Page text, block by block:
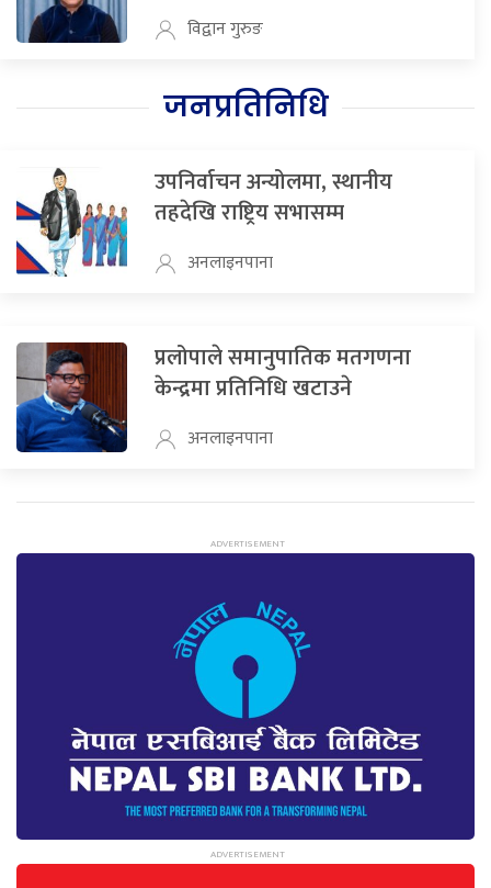
विद्वान गुरुङ
जनप्रतिनिधि
उपनिर्वाचन अन्योलमा, स्थानीय
तहदेखि राष्ट्रिय सभासम्म
अनलाइनपाना
प्रलोपाले समानुपातिक मतगणना
केन्द्रमा प्रतिनिधि खटाउने
अनलाइनपाना